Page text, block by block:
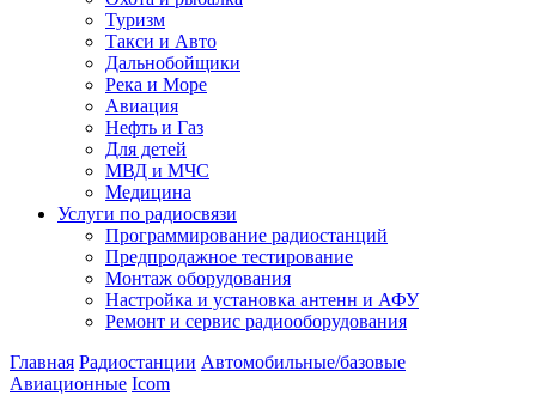
Туризм
Такси и Авто
Дальнобойщики
Река и Море
Авиация
Нефть и Газ
Для детей
МВД и МЧС
Медицина
Услуги по радиосвязи
Программирование радиостанций
Предпродажное тестирование
Монтаж оборудования
Настройка и установка антенн и АФУ
Ремонт и сервис радиооборудования
Главная Радиостанции Автомобильные/базовые
Авиационные Icom